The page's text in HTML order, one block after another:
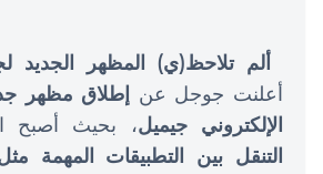
ألم تلاحظ(ي) المظهر الجديد
أعلنت جوجل عن
إطلاق مظهر
الإلكتروني جيميل، بحيث أصبح
التنقل بين التطبيقات المهمة